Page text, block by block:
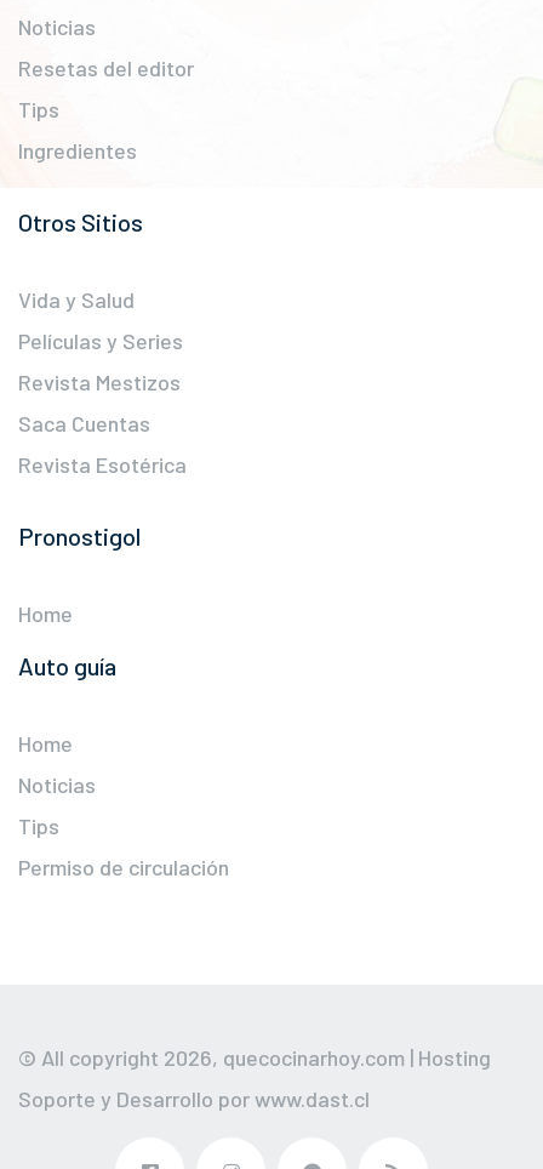
Noticias
Resetas del editor
Tips
Ingredientes
Otros Sitios
Vida y Salud
Películas y Series
Revista Mestizos
Saca Cuentas
Revista Esotérica
Pronostigol
Home
Auto guía
Home
Noticias
Tips
Permiso de circulación
© All copyright 2026, quecocinarhoy.com | Hosting
Soporte y Desarrollo porwww.dast.cl